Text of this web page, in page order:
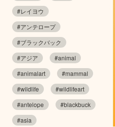
#レイヨウ
#アンテロープ
#ブラックバック
#アジア
#animal
#animalart
#mammal
#wildlife
#wildlifeart
#antelope
#blackbuck
#asia